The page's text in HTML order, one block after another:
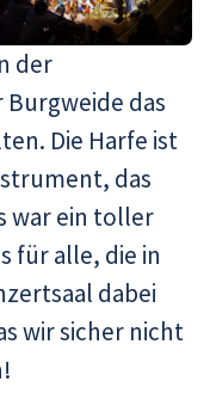
der
das
Die Harfe ist
das
war ein toller
für alle, die in
dabei
wir sicher nicht